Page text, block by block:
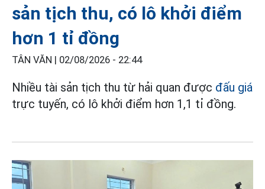
sản tịch thu, có lô khởi điểm
hơn 1 tỉ đồng
TÂN VĂN | 02/08/2026 - 22:44
Nhiều tài sản tịch thu từ hải quan được đấu giá
trực tuyến, có lô khởi điểm hơn 1,1 tỉ đồng.